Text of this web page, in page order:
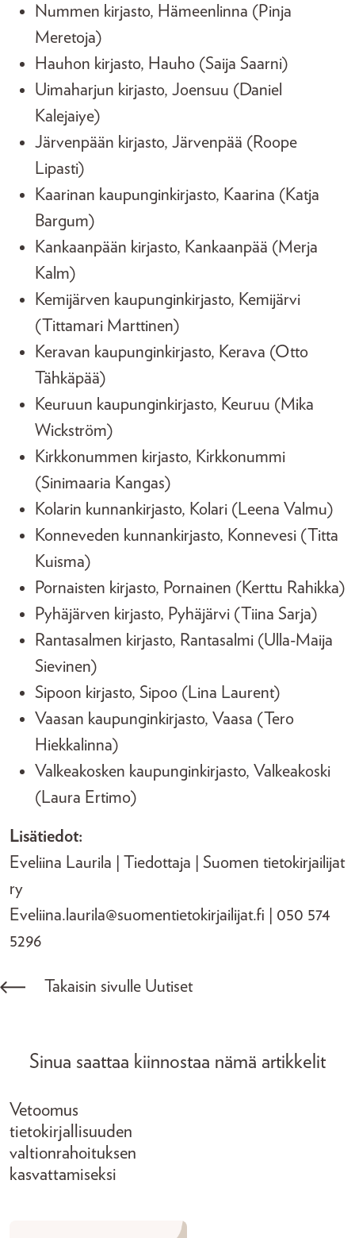
Nummen kirjasto, Hämeenlinna (Pinja
Meretoja)
Hauhon kirjasto, Hauho (Saija Saarni)
Uimaharjun kirjasto, Joensuu (Daniel
Kalejaiye)
Järvenpään kirjasto, Järvenpää (Roope
Lipasti)
Kaarinan kaupunginkirjasto, Kaarina (Katja
Bargum)
Kankaanpään kirjasto, Kankaanpää (Merja
Kalm)
Kemijärven kaupunginkirjasto, Kemijärvi
(Tittamari Marttinen)
Keravan kaupunginkirjasto, Kerava (Otto
Tähkäpää)
Keuruun kaupunginkirjasto, Keuruu (Mika
Wickström)
Kirkkonummen kirjasto, Kirkkonummi
(Sinimaaria Kangas)
Kolarin kunnankirjasto, Kolari (Leena Valmu)
Konneveden kunnankirjasto, Konnevesi (Titta
Kuisma)
Pornaisten kirjasto, Pornainen (Kerttu Rahikka)
Pyhäjärven kirjasto, Pyhäjärvi (Tiina Sarja)
Rantasalmen kirjasto, Rantasalmi (Ulla-Maija
Sievinen)
Sipoon kirjasto, Sipoo (Lina Laurent)
Vaasan kaupunginkirjasto, Vaasa (Tero
Hiekkalinna)
Valkeakosken kaupunginkirjasto, Valkeakoski
(Laura Ertimo)
Lisätiedot:
Eveliina Laurila | Tiedottaja | Suomen tietokirjailijat
ry
Eveliina.laurila@suomentietokirjailijat.fi | 050 574
5296
Takaisin sivulle Uutiset
Sinua saattaa kiinnostaa nämä artikkelit
Vetoomus
tietokirjallisuuden
valtionrahoituksen
kasvattamiseksi